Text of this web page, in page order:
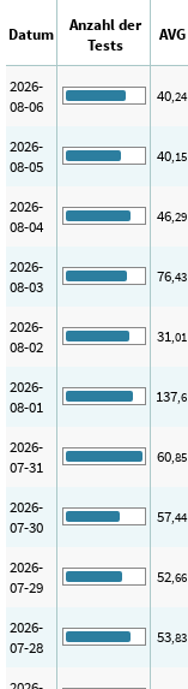
Datum
Anzahl der
Tests
AVG
2026-
08-06
40,24
2026-
08-05
40,15
2026-
08-04
46,29
2026-
08-03
76,43
2026-
08-02
31,01
2026-
08-01
137,6
2026-
07-31
60,85
2026-
07-30
57,44
2026-
07-29
52,66
2026-
07-28
53,83